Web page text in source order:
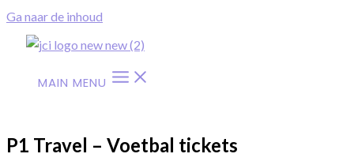
Ga naar de inhoud
MAIN MENU
P1 Travel – Voetbal tickets